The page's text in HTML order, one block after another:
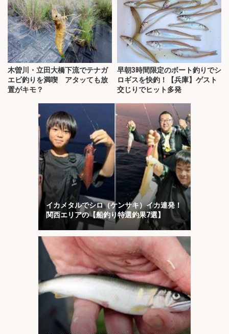
木曽川・立田大橋下流でテナガ
エビ釣りを満喫 アタッても放
置がキモ？
早朝3時間限定のボート釣りでシ
ロギスを快釣！【兵庫】ゲスト
交じりでヒット多発
イカメタルでシロ（ケンサキ）イカ連発！
関西エリアの【船釣り特選釣果7選】